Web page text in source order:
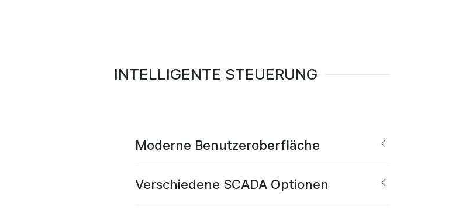
INTELLIGENTE STEUERUNG
Moderne Benutzeroberfläche
Verschiedene SCADA Optionen